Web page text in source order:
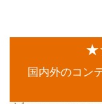
国内外のコン